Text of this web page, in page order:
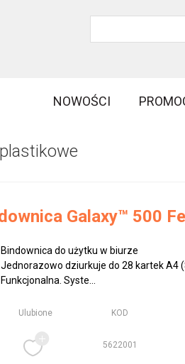
NOWOŚCI
Galaxy™ 500
Bindownica do użytku w biurze
Jednorazowo dziurkuje do 28 kartek A4
Funkcjonalna. Syste...
Ulubione KOD
5622001